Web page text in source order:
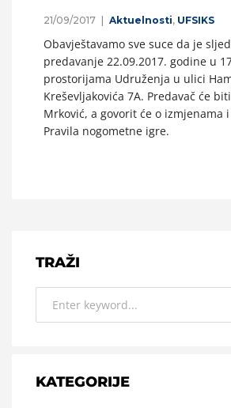
21/09/2017 Aktuelnosti, UFSIKS
Obavještavamo sve suce da je
predavanje 22.09.2017. godine u
prostorijama Udruženja u ulici
Kreševljakovića 7A. Predavač će
Mrković, a govorit će o izmjenama
Pravila nogometne igre.
TRAŽI
KATEGORIJE